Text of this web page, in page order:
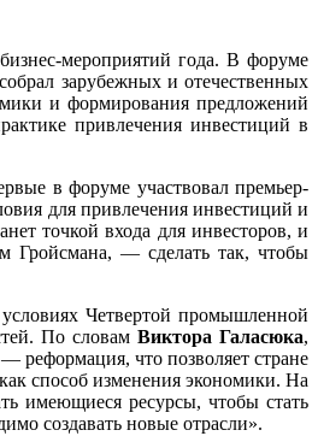
мероприятий года. В форуме
зарубежных и отечественных
и формирования предложений
привлечения инвестиций в
в форуме участвовал премьер-
для привлечения инвестиций и
точкой входа для инвесторов, и
Гройсмана, — сделать так, чтобы
Четвертой промышленной
По словам Виктора Галасюка,
реформация, что позволяет стране
способ изменения экономики. На
имеющиеся ресурсы, чтобы стать
создавать новые отрасли».